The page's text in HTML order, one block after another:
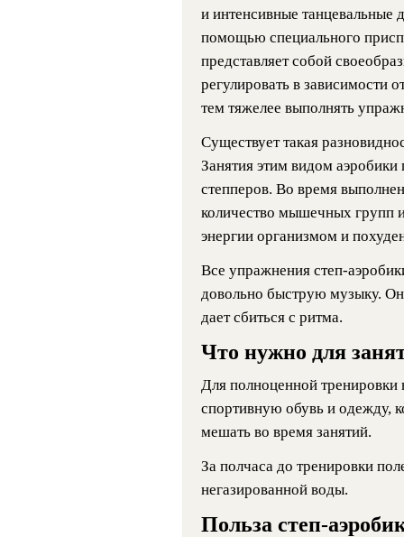
и интенсивные танцевальные
помощью специального
представляет собой
регулировать в зависимости
тем тяжелее выполнять
Существует такая
Занятия этим видом
степперов. Во время
количество мышечных групп
энергии организмом и
Все упражнения степ-
довольно быструю музыку.
дает сбиться с ритма.
Что нужно для
Для полноценной
спортивную обувь и одежду,
мешать во время занятий.
За полчаса до тренировки
негазированной воды.
Польза степ-